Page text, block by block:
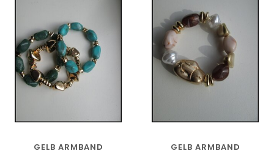
GELB ARMBAND GELB ARMBAND